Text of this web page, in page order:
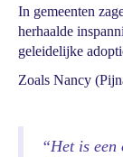
In gemeenten
herhaalde
geleidelijke
Zoals Nancy
“Het is een